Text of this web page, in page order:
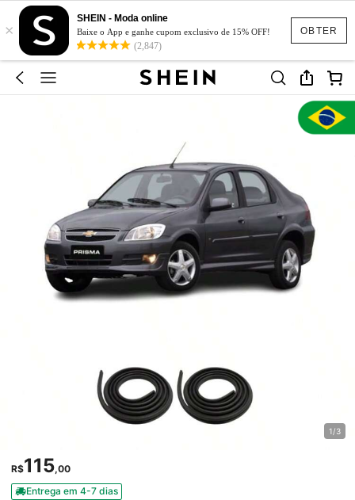
OBTER
×
SHEIN - Moda online
Baixe o App e ganhe cupom exclusivo de 15% OFF!
(2,847)
1/3
R$115,00
Entrega em 4-7 dias